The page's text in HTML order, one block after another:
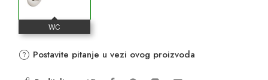
Postavite pitanje u vezi ovog proizvoda